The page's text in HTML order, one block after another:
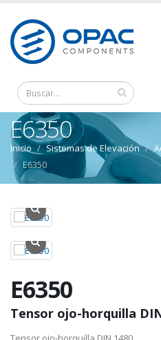
E6350
Inicio Sistemas de Elevación
E6350
E6350
Tensor ojo-horquilla